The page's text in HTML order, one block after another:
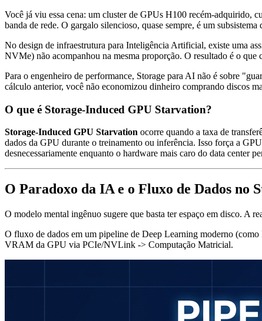
Você já viu essa cena: um cluster de GPUs H100 recém-adquirido,
banda de rede. O gargalo silencioso, quase sempre, é um
No design de infraestrutura para Inteligência Artificial, existe uma
NVMe) não acompanhou na mesma proporção. O resultado é o que
Para o engenheiro de performance, Storage para AI não é sobre
cálculo anterior, você não economizou dinheiro comprando discos
O que é Storage-Induced GPU Starvation?
Storage-Induced GPU Starvation ocorre quando a taxa de
dados da GPU durante o treinamento ou inferência. Isso força a
desnecessariamente enquanto o hardware mais caro do data center
O Paradoxo da IA e o Fluxo de Dados no
O modelo mental ingênuo sugere que basta ter espaço em disco. A
O fluxo de dados em um pipeline de Deep Learning moderno
VRAM da GPU via PCIe/NVLink -> Computação Matricial.